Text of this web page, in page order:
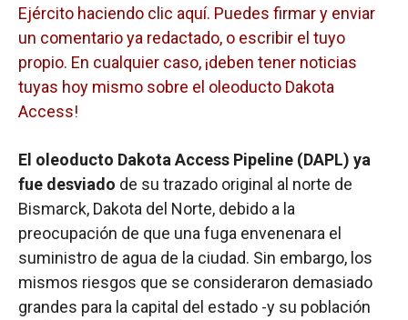
Ejército haciendo clic aquí. Puedes firmar y enviar
un comentario ya redactado, o escribir el tuyo
propio. En cualquier caso, ¡deben tener noticias
tuyas hoy mismo sobre el oleoducto Dakota
Access!
El oleoducto Dakota Access Pipeline (DAPL) ya
fue desviado de su trazado original al norte de
Bismarck, Dakota del Norte, debido a la
preocupación de que una fuga envenenara el
suministro de agua de la ciudad. Sin embargo, los
mismos riesgos que se consideraron demasiado
grandes para la capital del estado -y su población